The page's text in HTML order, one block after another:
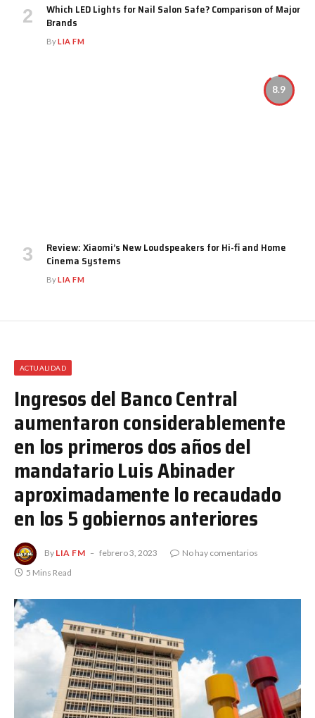
Which LED Lights for Nail Salon Safe? Comparison of Major
Brands
ByLIA FM
8.9
Review: Xiaomi’s New Loudspeakers for Hi-fi and Home
Cinema Systems
ByLIA FM
ACTUALIDAD
Ingresos del Banco Central
aumentaron considerablemente
en los primeros dos años del
mandatario Luis Abinader
aproximadamente lo recaudado
en los 5 gobiernos anteriores
By LIA FM febrero 3, 2023
No hay comentarios
5 Mins Read